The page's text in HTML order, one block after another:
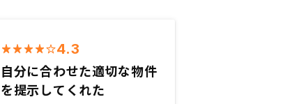
4.3
自分に合わせた適切な物件
を提示してくれた